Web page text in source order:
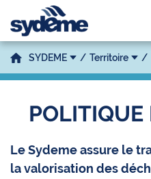
SYDEME Territoire
POLITIQUE
Le Sydeme assure le
la valorisation des